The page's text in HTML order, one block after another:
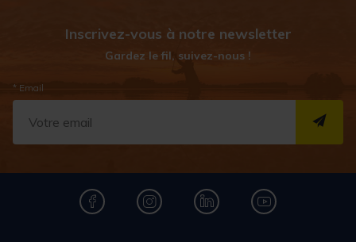
Inscrivez-vous à notre newsletter
Gardez le fil, suivez-nous !
* Email